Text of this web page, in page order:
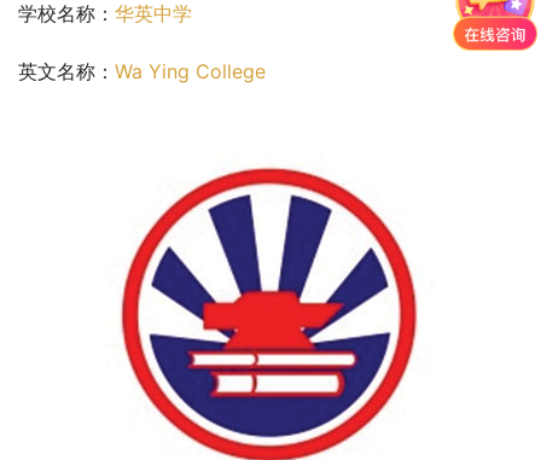
学校名称： 华英中学
英文名称： Wa Ying College